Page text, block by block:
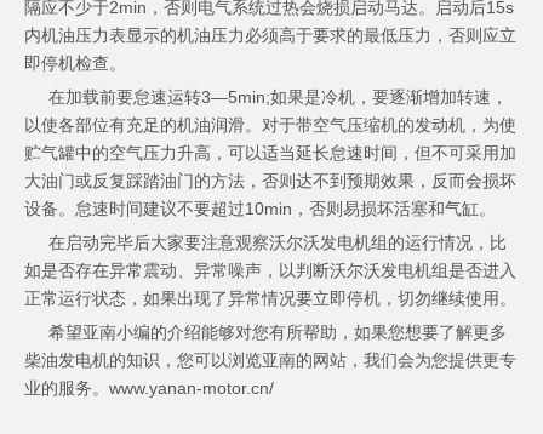
隔应不少于2min，否则电气系统过热会烧损启动马达。启动后15s
内机油压力表显示的机油压力必须高于要求的最低压力，否则应立
即停机检查。
在加载前要怠速运转3—5min;如果是冷机，要逐渐增加转速，
以使各部位有充足的机油润滑。对于带空气压缩机的发动机，为使
贮气罐中的空气压力升高，可以适当延长怠速时间，但不可采用加
大油门或反复踩踏油门的方法，否则达不到预期效果，反而会损坏
设备。怠速时间建议不要超过10min，否则易损坏活塞和气缸。
在启动完毕后大家要注意观察沃尔沃发电机组的运行情况，比
如是否存在异常震动、异常噪声，以判断沃尔沃发电机组是否进入
正常运行状态，如果出现了异常情况要立即停机，切勿继续使用。
希望亚南小编的介绍能够对您有所帮助，如果您想要了解更多
柴油发电机的知识，您可以浏览亚南的网站，我们会为您提供更专
业的服务。www.yanan-motor.cn/